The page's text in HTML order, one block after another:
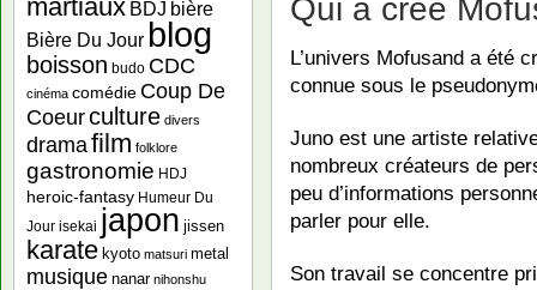
Qui a créé
L’univers Mofusand a été
connue sous le
Juno est une artiste
nombreux créateurs de
peu d’informations
parler pour elle.
Son travail se concentre
martiaux BDJ bière
Bière Du Jour blog
boisson budo CDC
cinéma comédie Coup De
Coeurculture divers
dramafilm folklore
gastronomie HDJ
heroic-fantasy Humeur Du
Jour isekai japon jissen
karate kyoto matsuri metal
musique nanar nihonshu